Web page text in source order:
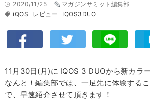
2020/11/25
マガジンサミット編集部
iQOS
レビュー IQOS3DUO
11月30日(月)に IQOS 3 DUOから新カラ
なんと！編集部では、一足先に体験する
で、早速紹介させて頂きます！